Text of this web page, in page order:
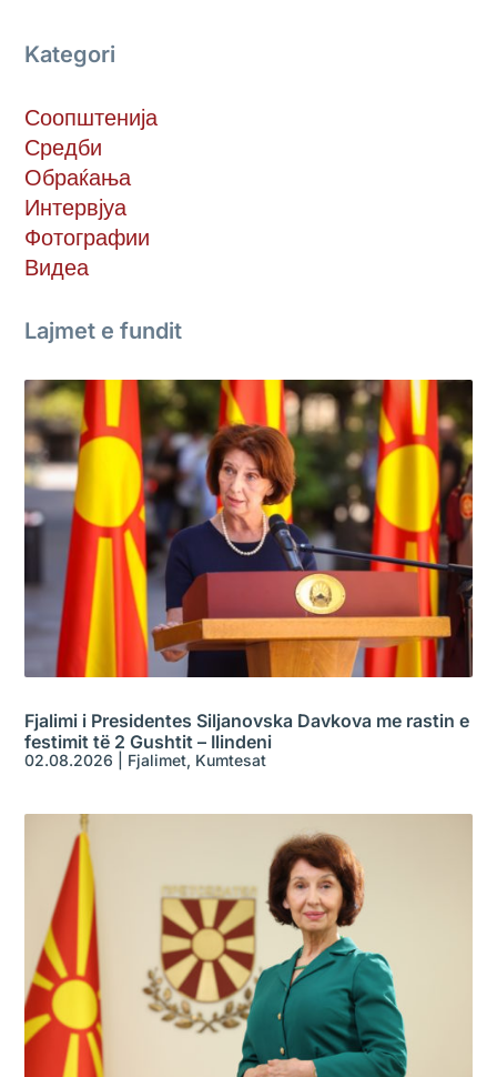
Kategori
Соопштенија
Средби
Обраќања
Интервјуа
Фотографии
Видеа
Lajmet e fundit
Fjalimi i Presidentes Siljanovska Davkova me rastin e
festimit të 2 Gushtit – Ilindeni
02.08.2026 Fjalimet, Kumtesat